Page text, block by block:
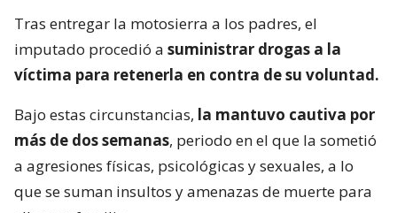
Tras entregar la motosierra a los padres, el
imputado procedió a suministrar drogas a la
víctima para retenerla en contra de su voluntad.
Bajo estas circunstancias, la mantuvo cautiva por
más de dos semanas, periodo en el que la sometió
a agresiones físicas, psicológicas y sexuales, a lo
que se suman insultos y amenazas de muerte para